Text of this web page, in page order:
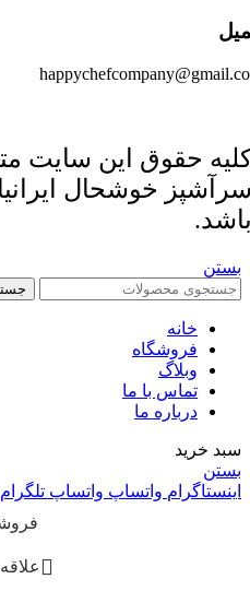
حقوق این سایت
خوشحال
بستن
خانه
فروشگاه
وبلاگ
تماس با ما
درباره ما
سبد خرید
بستن
اینستاگرام واتساپ واتساپ تلگرام